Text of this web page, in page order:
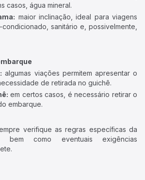
casos, água mineral.
maior inclinação, ideal para viagens
sanitário e, possivelmente,
algumas viações permitem apresentar o
de retirada no guichê.
em certos casos, é necessário retirar o
embarque.
verifique as regras específicas da
bem como eventuais exigências